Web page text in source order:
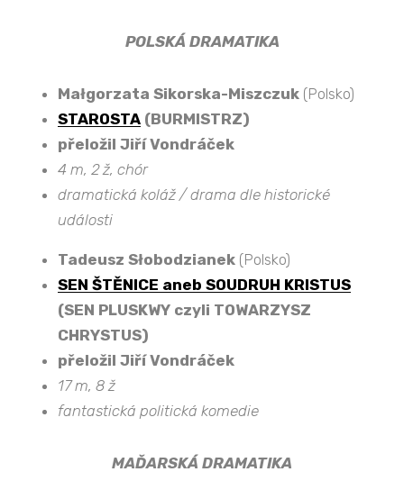
POLSKÁ DRAMATIKA
Małgorzata Sikorska-Miszczuk (Polsko)
STAROSTA (BURMISTRZ)
přeložil Jiří Vondráček
4 m, 2 ž, chór
dramatická koláž / drama dle historické
události
Tadeusz Słobodzianek (Polsko)
SEN ŠTĚNICE aneb SOUDRUH KRISTUS
(SEN PLUSKWY czyli TOWARZYSZ
CHRYSTUS)
přeložil Jiří Vondráček
17 m, 8 ž
fantastická politická komedie
MAĎARSKÁ DRAMATIKA